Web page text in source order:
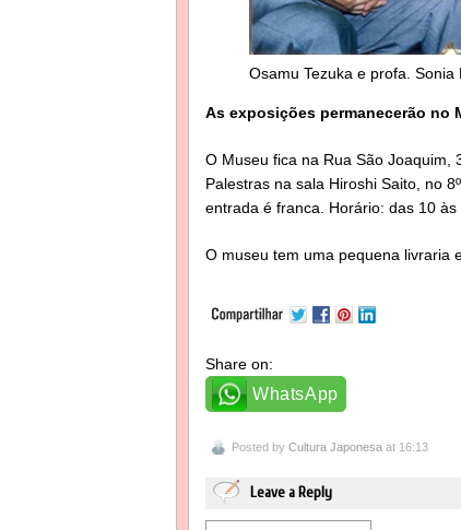
Osamu Tezuka e profa. Sonia
As exposições permanecerão no
O Museu fica na Rua São Joaquim,
Palestras na sala Hiroshi Saito, no
entrada é franca. Horário: das 10
O museu tem uma pequena livraria
Share on:
WhatsApp
Posted by Cultura Japonesa at 16:13
Leave a Reply